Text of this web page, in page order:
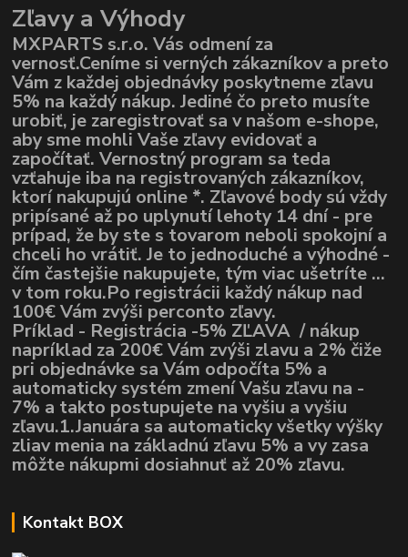
Zľavy a Výhody
MXPARTS s.r.o. Vás odmení za
vernosť.Ceníme si verných zákazníkov a preto
Vám z každej objednávky poskytneme zľavu
5% na každý nákup. Jediné čo preto musíte
urobiť, je zaregistrovať sa v našom e-shope,
aby sme mohli Vaše zľavy evidovať a
započítať. Vernostný program sa teda
vzťahuje iba na registrovaných zákazníkov,
ktorí nakupujú online *. Zľavové body sú vždy
pripísané až po uplynutí lehoty 14 dní - pre
prípad, že by ste s tovarom neboli spokojní a
chceli ho vrátiť. Je to jednoduché a výhodné -
čím častejšie nakupujete, tým viac ušetríte ...
v tom roku.Po registrácii každý nákup nad
100€ Vám zvýši perconto zľavy.
Príklad - Registrácia -5% ZĽAVA / nákup
napríklad za 200€ Vám zvýši zlavu a 2% čiže
pri objednávke sa Vám odpočíta 5% a
automaticky systém zmení Vašu zľavu na -
7% a takto postupujete na vyšiu a vyšiu
zľavu.1.Januára sa automaticky všetky výšky
zliav menia na základnú zľavu 5% a vy zasa
môžte nákupmi dosiahnuť až 20% zľavu.
Kontakt BOX